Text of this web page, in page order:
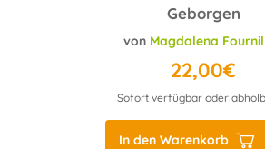
Geborgen
von Magdalena
22,00€
Sofort verfügbar oder
In den Warenkorb